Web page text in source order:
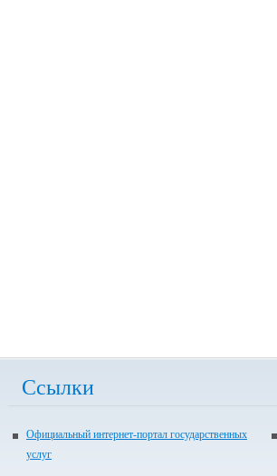
Ссылки
Официальный интернет-портал государственных
услуг